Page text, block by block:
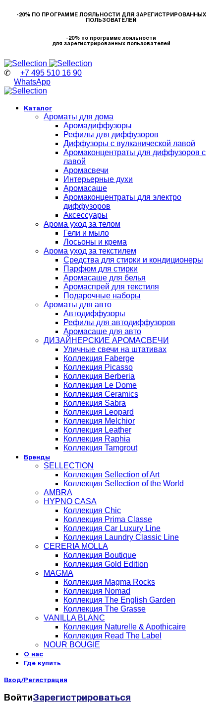
-20% ПО ПРОГРАММЕ ЛОЯЛЬНОСТИ ДЛЯ ЗАРЕГИСТРИРОВАННЫХ
ПОЛЬЗОВАТЕЛЕЙ
-20% по программе лояльности
для зарегистрированных пользователей
✆ +7 495 510 16 90
WhatsApp
Каталог
Ароматы для дома
Аромадиффузоры
Рефилы для диффузоров
Диффузоры с вулканической лавой
Аромаконцентраты для диффузоров с
лавой
Аромасвечи
Интерьерные духи
Аромасаше
Аромаконцентраты для электро
диффузоров
Аксессуары
Арома уход за телом
Гели и мыло
Лосьоны и крема
Арома уход за текстилем
Средства для стирки и кондиционеры
Парфюм для стирки
Аромасаше для белья
Аромаспрей для текстиля
Подарочные наборы
Ароматы для авто
Автодиффузоры
Рефилы для автодиффузоров
Аромасаше для авто
ДИЗАЙНЕРСКИЕ АРОМАСВЕЧИ
Уличные свечи на штативах
Коллекция Faberge
Коллекция Picasso
Коллекция Berberia
Коллекция Le Dome
Коллекция Ceramics
Коллекция Sabra
Коллекция Leopard
Коллекция Melchior
Коллекция Leather
Коллекция Raphia
Коллекция Tamgrout
Бренды
SELLECTION
Коллекция Sellection of Art
Коллекция Sellection of the World
AMBRA
HYPNO CASA
Коллекция Chic
Коллекция Prima Classe
Коллекция Car Luxury Line
Коллекция Laundry Classic Line
CERERIA MOLLA
Коллекция Boutique
Коллекция Gold Edition
MAGMA
Коллекция Magma Rocks
Коллекция Nomad
Коллекция The English Garden
Коллекция The Grasse
VANILLA BLANC
Коллекция Naturelle & Apothicaire
Коллекция Read The Label
NOUR BOUGIE
О нас
Где купить
Вход/Регистрация
ВойтиЗарегистрироваться